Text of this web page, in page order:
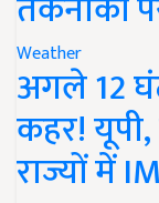
Weather
अगले 12
कहर! यूपी,
राज्यों में